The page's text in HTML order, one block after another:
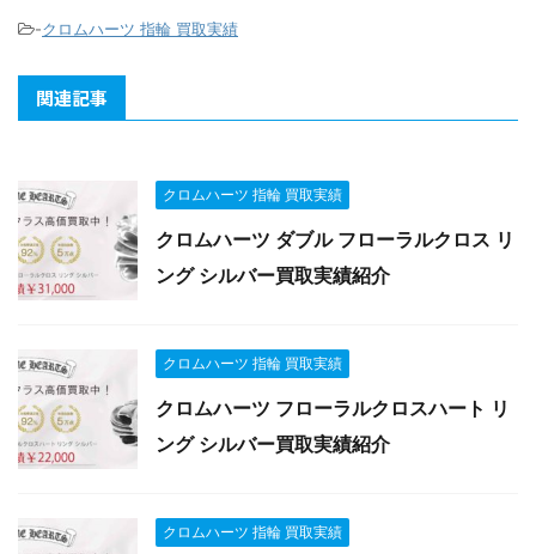
-クロムハーツ 指輪 買取実績
関連記事
クロムハーツ 指輪 買取実績
クロムハーツ ダブル フローラルクロス リ
ング シルバー買取実績紹介
クロムハーツ 指輪 買取実績
クロムハーツ フローラルクロスハート リ
ング シルバー買取実績紹介
クロムハーツ 指輪 買取実績